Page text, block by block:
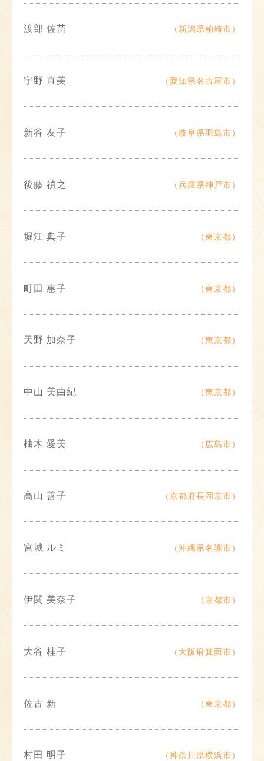
渡部 佐苗 （新潟県柏崎市）
宇野 直美 （愛知県名古屋市）
新谷 友子 （岐阜県羽島市）
後藤 禎之 （兵庫県神戸市）
堀江 典子 （東京都）
町田 惠子 （東京都）
天野 加奈子 （東京都）
中山 美由紀 （東京都）
柚木 愛美 （広島市）
高山 善子 （京都府長岡京市）
宮城 ルミ （沖縄県名護市）
伊関 美奈子 （京都市）
大谷 桂子 （大阪府箕面市）
佐古 新 （東京都）
村田 明子 （神奈川県横浜市）